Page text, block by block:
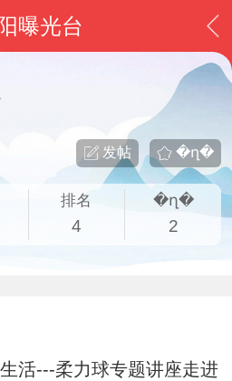
曝光台
�ղ�
发帖
排名
4
�ղ�
2
活---柔力球专题讲座走进